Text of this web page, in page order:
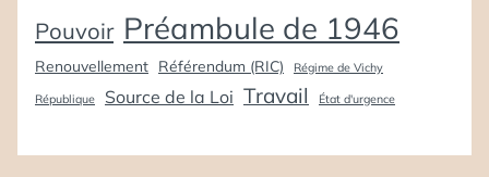
Pouvoir Préambule de 1946
Renouvellement Référendum (RIC) Régime de Vichy
République Source de la Loi Travail État d'urgence